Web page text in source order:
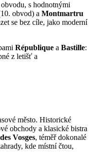
s hodnotnými
obvod) a Montmartru
se bez cíle, jako moderní
République a Bastille:
z letišť a
město. Historické
obchody a klasické bistra
Vosges, téměř dokonalé
kde místní čtou,